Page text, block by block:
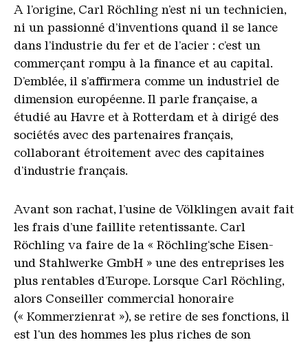
A l’origine, Carl Röchling n’est ni un technicien,
ni un passionné d’inventions quand il se lance
dans l’industrie du fer et de l’acier : c’est un
commerçant rompu à la finance et au capital.
D’emblée, il s’affirmera comme un industriel de
dimension européenne. Il parle française, a
étudié au Havre et à Rotterdam et à dirigé des
sociétés avec des partenaires français,
collaborant étroitement avec des capitaines
d’industrie français.
Avant son rachat, l’usine de Völklingen avait fait
les frais d’une faillite retentissante. Carl
Röchling va faire de la « Röchling‘sche Eisen-
und Stahlwerke GmbH » une des entreprises les
plus rentables d’Europe. Lorsque Carl Röchling,
alors Conseiller commercial honoraire
(« Kommerzienrat »), se retire de ses fonctions, il
est l'un des hommes les plus riches de son